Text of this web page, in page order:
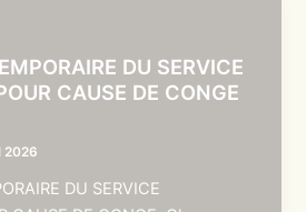
DU SERVICE
CAUSE DE CONGE
2026
DU SERVICE